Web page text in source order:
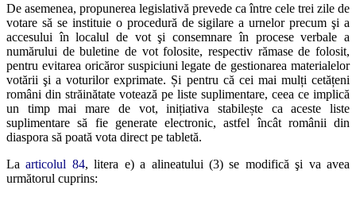
De asemenea, propunerea legislativă prevede ca între cele trei zile de
votare să se instituie o procedură de sigilare a urnelor precum şi a
accesului în localul de vot şi consemnare în procese verbale a
numărului de buletine de vot folosite, respectiv rămase de folosit,
pentru evitarea oricăror suspiciuni legate de gestionarea materialelor
votării şi a voturilor exprimate. Și pentru că cei mai mulți cetățeni
români din străinătate votează pe liste suplimentare, ceea ce implică
un timp mai mare de vot, inițiativa stabilește ca aceste liste
suplimentare să fie generate electronic, astfel încât românii din
diaspora să poată vota direct pe tabletă.
Laarticolul 84, litera e) a alineatului (3) se modifică şi va avea
următorul cuprins: